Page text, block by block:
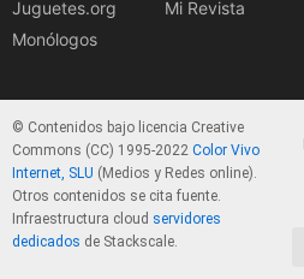
Juguetes.org
Monólogos
Mi Revista
© Contenidos bajo licencia Creative
Commons (CC) 1995-2022 Color Vivo
Internet, SLU (Medios y Redes online).
Otros contenidos se cita fuente.
Infraestructura cloud servidores
dedicados de Stackscale.